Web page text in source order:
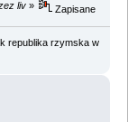
liv » Zapisane
republika rzymska w